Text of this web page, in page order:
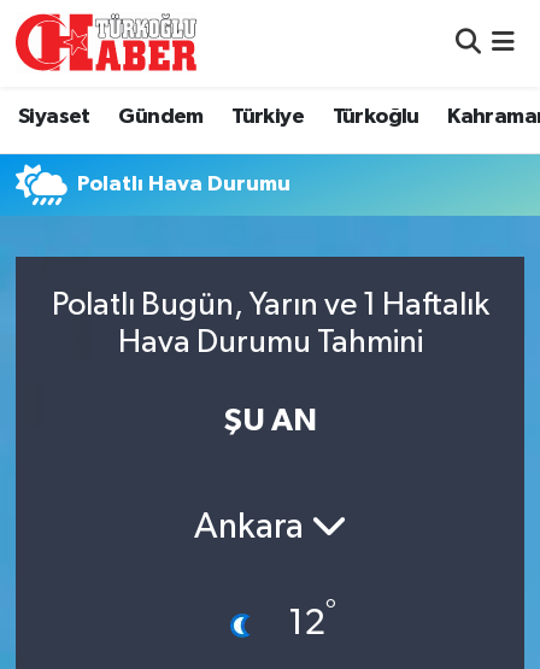
Siyaset Gündem Türkiye Türkoğlu
Polatlı Hava Durumu
Polatlı Bugün, Yarın ve 1 Haftalık
Hava Durumu Tahmini
ŞU AN
Ankara
12°
Gündem
Türkiye
Kahramanmaraş
Hava Durumu
Namaz Vakitleri
Süper Lig Puan Durumu ve Fikstür